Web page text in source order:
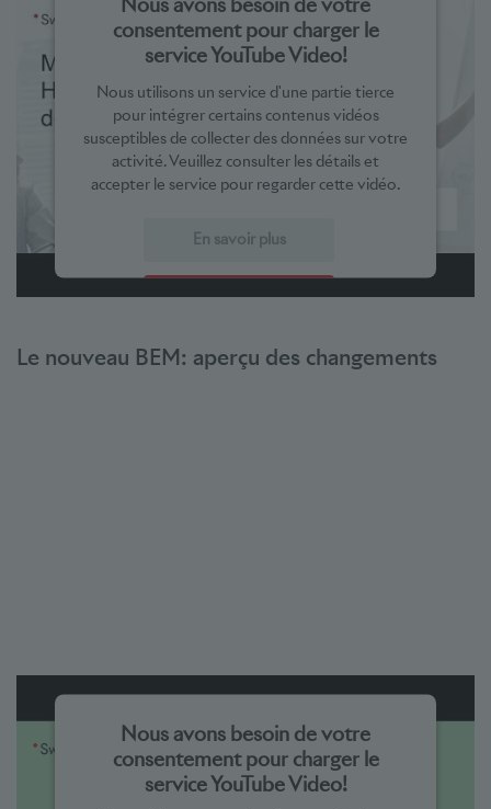
consentement pour charger le
service YouTube Video!
Nous utilisons un service d'une partie tierce
pour intégrer certains contenus vidéos
susceptibles de collecter des données sur votre
activité. Veuillez consulter les détails et
accepter le service pour regarder cette vidéo.
En savoir plus
Accepter
powered byUsercentrics Consent Management Platform
Le nouveau BEM: aperçu des changements
Nous avons besoin de votre
consentement pour charger le
service YouTube Video!